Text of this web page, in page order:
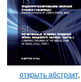
открыть абстракт,